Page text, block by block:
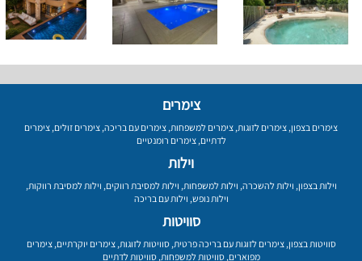
צימרים
צימרים בצפון, צימרים לזוגות, צימרים למשפחות, צימרים עם בריכה, צימרים זולים, צימרים
לדתיים,צימרים רומנטיים
וילות
וילות בצפון, וילות להשכרה, וילות למשפחות, וילות למסיבת רווקים, וילות למסיבת רווקות,
וילות נופש, וילות עם בריכה
סוויטות
סוויטות בצפון,צימרים לזוגות עם בריכה פרטית,סוויטות לזוגות,צימרים יוקרתיים,צימרים
מפוארים,סוויטות למשפחות,סוויטות לדתיים